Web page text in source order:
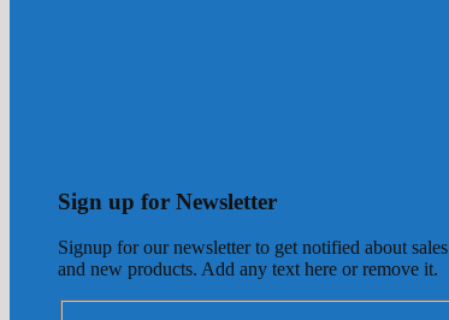
Sign up for Newsletter
Signup for our newsletter to get notified about sales
and new products. Add any text here or remove it.